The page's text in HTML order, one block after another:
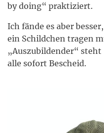
by doing“ praktiziert.
Ich fände es aber
ein Schildchen tragen
„Auszubildender“
alle sofort Bescheid.